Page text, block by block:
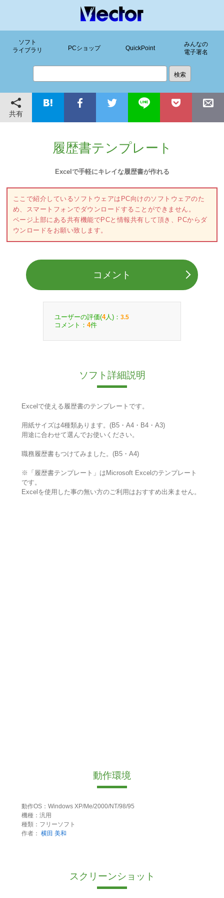
ソフト
ライブラリ
PCショップ QuickPoint
みんなの
電子署名
共有
履歴書テンプレート
Excelで手軽にキレイな履歴書が作れる
ここで紹介しているソフトウェアはPC向けのソフトウェアのた
め、スマートフォンでダウンロードすることができません。
ページ上部にある共有機能でPCと情報共有して頂き、PCからダ
ウンロードをお願い致します。
コメント
ユーザーの評価(4人)： 3.5
コメント： 4件
ソフト詳細説明
Excelで使える履歴書のテンプレートです。
用紙サイズは4種類あります。(B5・A4・B4・A3)
用途に合わせて選んでお使いください。
職務履歴書もつけてみました。(B5・A4)
※「履歴書テンプレート」はMicrosoft Excelのテンプレート
です。
Excelを使用した事の無い方のご利用はおすすめ出来ません。
動作環境
動作OS：Windows XP/Me/2000/NT/98/95
機種：汎用
種類：フリーソフト
作者： 横田 美和
スクリーンショット